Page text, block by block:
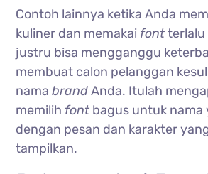
Contoh lainnya ketika Anda
kuliner dan memakai fontterlalu
justru bisa mengganggu
membuat calon pelanggan
namabrandAnda. Itulah
memilih font bagus untuk nama
dengan pesan dan karakter
tampilkan.